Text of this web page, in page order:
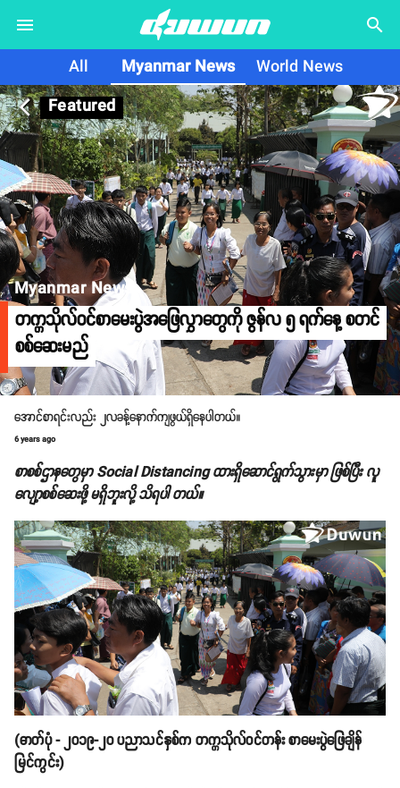
search
All Myanmar News
World News
Featured
arrow_back_ios
Myanmar News
တက္ကသိုလ်ဝင်စာမေးပွဲအဖြေလွှာတွေကို ဇွန်လ ၅ ရက်နေ့ စတင်
စစ်ဆေးမည်
အောင်စာရင်းလည်း ၂လခန့်နောက်ကျဖွယ်ရှိနေပါတယ်။
6 years ago
စာစစ်ဌာနတွေမှာ Social Distancing ထားရှိ‌ဆောင်ရွက်သွားမှာ ဖြစ်ပြီး လူ
လျော့စစ်ဆေးဖို့ မရှိဘူးလို့ သိရပါ တယ်။
(ဓာတ်ပုံ - ၂၀၁၉-၂၀ ပညာသင်နှစ်က တက္ကသိုလ်ဝင်တန်း စာမေးပွဲဖြေချိန်
မြင်ကွင်း)